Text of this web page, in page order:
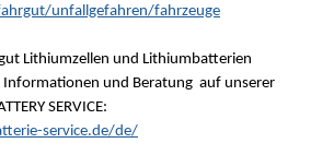
unfallgefahren/fahrzeuge
Lithiumzellen und Lithiumbatterien
Informationen und Beratung auf unserer
SERVICE:
service.de/de/